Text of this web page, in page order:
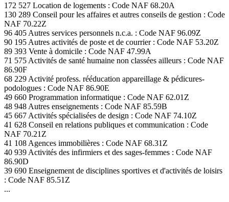
172 527 Location de logements : Code NAF 68.20A
130 289 Conseil pour les affaires et autres conseils de gestion : Code
NAF 70.22Z
96 405 Autres services personnels n.c.a. : Code NAF 96.09Z
90 195 Autres activités de poste et de courrier : Code NAF 53.20Z
89 393 Vente à domicile : Code NAF 47.99A
71 575 Activités de santé humaine non classées ailleurs : Code NAF
86.90F
68 229 Activité profess. rééducation appareillage & pédicures-
podologues : Code NAF 86.90E
49 660 Programmation informatique : Code NAF 62.01Z
48 948 Autres enseignements : Code NAF 85.59B
45 667 Activités spécialisées de design : Code NAF 74.10Z
41 628 Conseil en relations publiques et communication : Code
NAF 70.21Z
41 108 Agences immobilières : Code NAF 68.31Z
40 939 Activités des infirmiers et des sages-femmes : Code NAF
86.90D
39 690 Enseignement de disciplines sportives et d'activités de loisirs
: Code NAF 85.51Z
...